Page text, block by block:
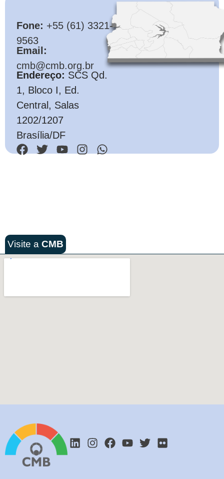
Fone: +55 (61) 3321-
9563
Email:
cmb@cmb.org.br
Endereço: SCS Qd.
1, Bloco I, Ed.
Central, Salas
1202/1207
Brasília/DF
Visite a CMB